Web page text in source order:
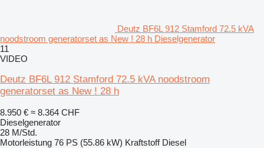
Deutz BF6L 912 Stamford 72.5 kVA
noodstroom generatorset as New ! 28 h Dieselgenerator
11
VIDEO
Deutz BF6L 912 Stamford 72.5 kVA noodstroom
generatorset as New ! 28 h
8.950 € ≈ 8.364 CHF
Dieselgenerator
28 M/Std.
Motorleistung 76 PS (55.86 kW) Kraftstoff Diesel